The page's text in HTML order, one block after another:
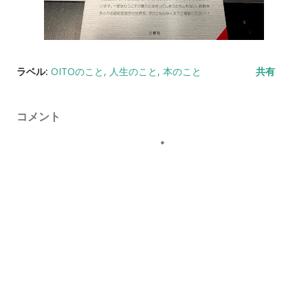
ラベル: OITOのこと 人生のこと 本のこと 共有
コメント